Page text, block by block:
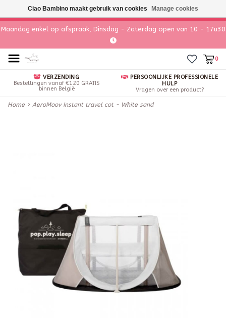
Maandag enkel op afspraak, Dinsdag - Zaterdag open van 10 - 17u30
0
VERZENDING
Bestellingen vanaf €120 GRATIS
binnen België
PERSOONLIJKE PROFESSIONELE
HULP
Vragen over een product?
Home > AeroMoov Instant travel cot - White sand
Ciao Bambino maakt gebruik van cookies Manage cookies